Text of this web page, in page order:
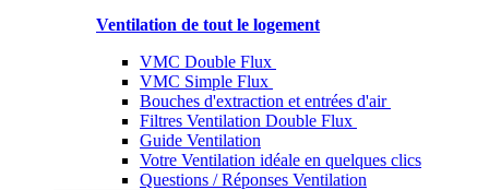
Ventilation de tout le logement
VMC Double Flux
VMC Simple Flux
Bouches d'extraction et entrées d'air
Filtres Ventilation Double Flux
Guide Ventilation
Votre Ventilation idéale en quelques clics
Questions / Réponses Ventilation